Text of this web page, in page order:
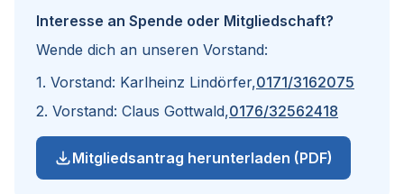
Interesse an Spende oder Mitgliedschaft?
Wende dich an unseren Vorstand:
1. Vorstand: Karlheinz Lindörfer,0171/3162075
2. Vorstand: Claus Gottwald,0176/32562418
Mitgliedsantrag herunterladen (PDF)